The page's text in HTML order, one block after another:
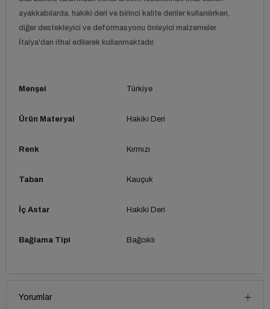
ayakkabılarda, hakiki deri ve birinci kalite deriler kullanılırken,
diğer destekleyici ve deformasyonu önleyici malzemeler
İtalya'dan ithal edilerek kullanmaktadır.
Menşei Türkiye
Ürün Materyal Hakiki Deri
Renk Kırmızı
Taban Kauçuk
İç Astar Hakiki Deri
Bağlama Tipi Bağcıklı
Yorumlar